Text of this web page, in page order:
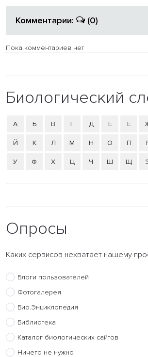
Комментарии: (0)
Пока комментариев нет
Биологический
А Б В Г Д Е Ё
Й К Л М Н О П
У Ф Х Ц Ч Ш Щ
Опросы
Каких сервисов нехватает нашему
Блоги пользователей
Фотогалерея
Био.Энциклопедия
Библиотека
Каталог биологических сайтов
Ничего не нужно